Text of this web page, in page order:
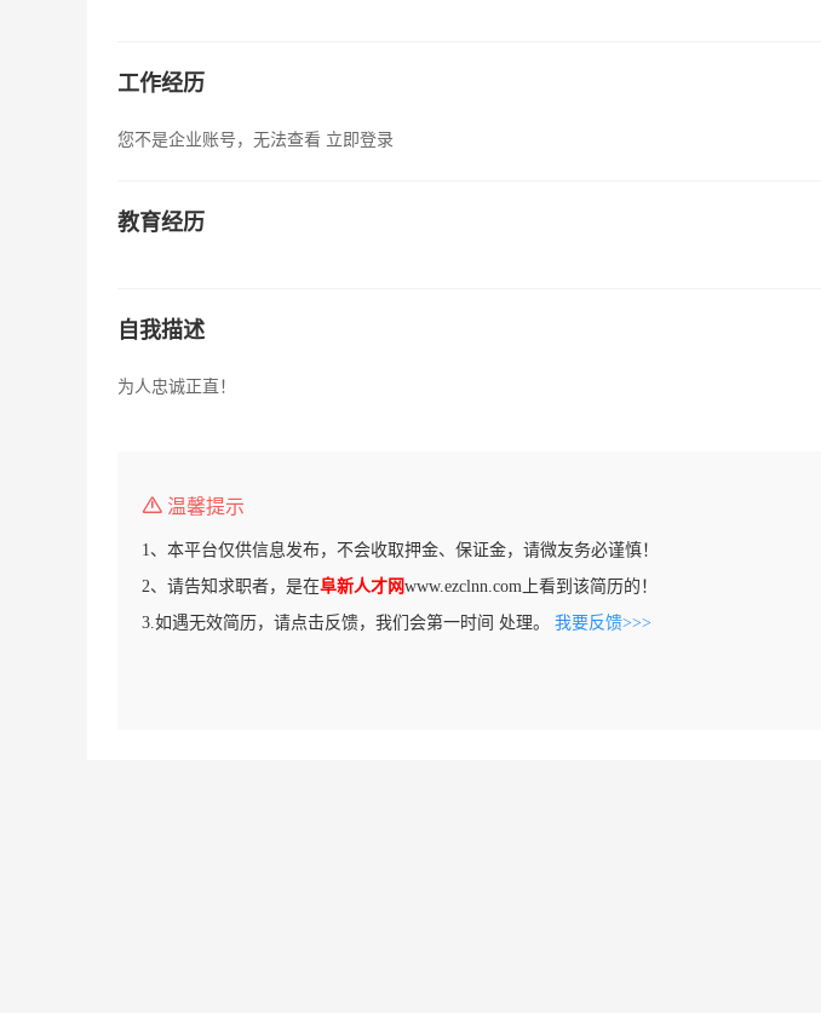
工作经历
您不是企业账号，无法查看 立即登录
教育经历
自我描述
为人忠诚正直！
温馨提示
1、本平台仅供信息发布，不会收取押金、保证金，请微友务必谨慎！
2、请告知求职者，是在阜新人才网www.ezclnn.com上看到该简历的！
3.如遇无效简历，请点击反馈，我们会第一时间 处理。 我要反馈>>>